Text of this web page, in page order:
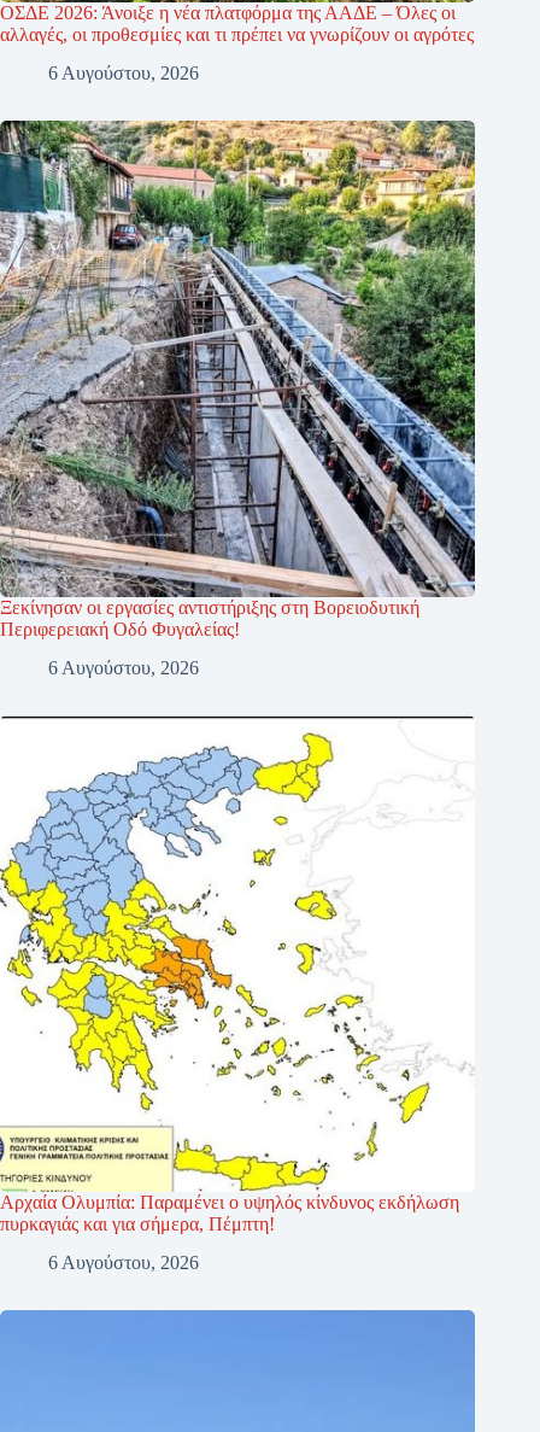
ΟΣΔΕ 2026: Άνοιξε η νέα πλατφόρμα της ΑΑΔΕ – Όλες οι
αλλαγές, οι προθεσμίες και τι πρέπει να γνωρίζουν οι αγρότες
6 Αυγούστου, 2026
Ξεκίνησαν οι εργασίες αντιστήριξης στη Βορειοδυτική
Περιφερειακή Οδό Φυγαλείας!
6 Αυγούστου, 2026
Αρχαία Ολυμπία: Παραμένει ο υψηλός κίνδυνος εκδήλωση
πυρκαγιάς και για σήμερα, Πέμπτη!
6 Αυγούστου, 2026